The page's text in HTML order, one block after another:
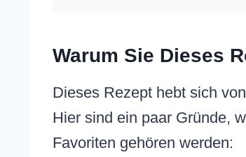
Warum Sie Dieses
Dieses Rezept hebt sich
Hier sind ein paar Gründe,
Favoriten gehören werden: